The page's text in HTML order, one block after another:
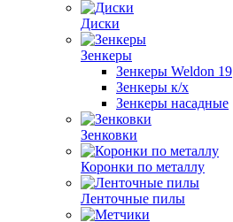
Диски
Зенкеры
Зенкеры Weldon 19
Зенкеры к/х
Зенкеры насадные
Зенковки
Коронки по металлу
Ленточные пилы